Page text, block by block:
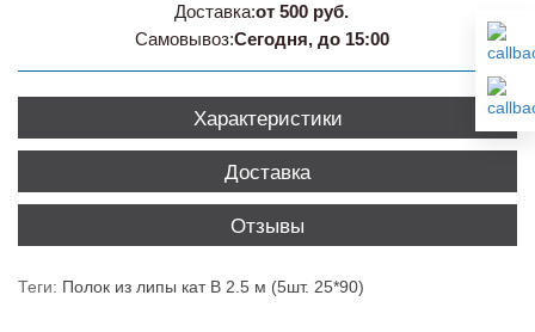
Доставка:от 500 руб.
Самовывоз:Сегодня, до 15:00
Характеристики
Доставка
Отзывы
Теги: Полок из липы кат B 2.5 м (5шт. 25*90)